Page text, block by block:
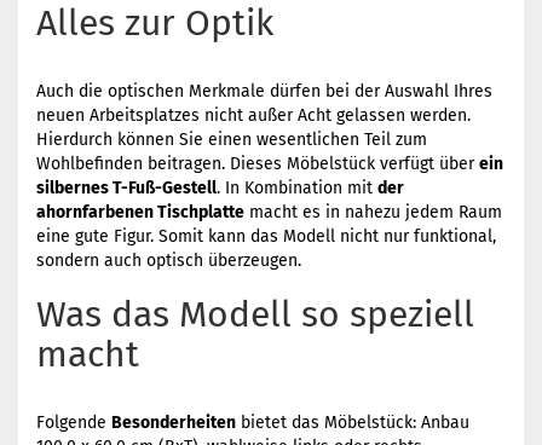
Alles zur Optik
Auch die optischen Merkmale dürfen bei der Auswahl Ihres
neuen Arbeitsplatzes nicht außer Acht gelassen werden.
Hierdurch können Sie einen wesentlichen Teil zum
Wohlbefinden beitragen. Dieses Möbelstück verfügt überein
silbernes T-Fuß-Gestell. In Kombination mit der
ahornfarbenen Tischplatte macht es in nahezu jedem Raum
eine gute Figur. Somit kann das Modell nicht nur funktional,
sondern auch optisch überzeugen.
Was das Modell so speziell
macht
Folgende Besonderheiten bietet das Möbelstück: Anbau